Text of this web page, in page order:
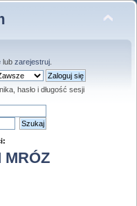
lub zarejestruj.
hasło i długość sesji
MRÓZ